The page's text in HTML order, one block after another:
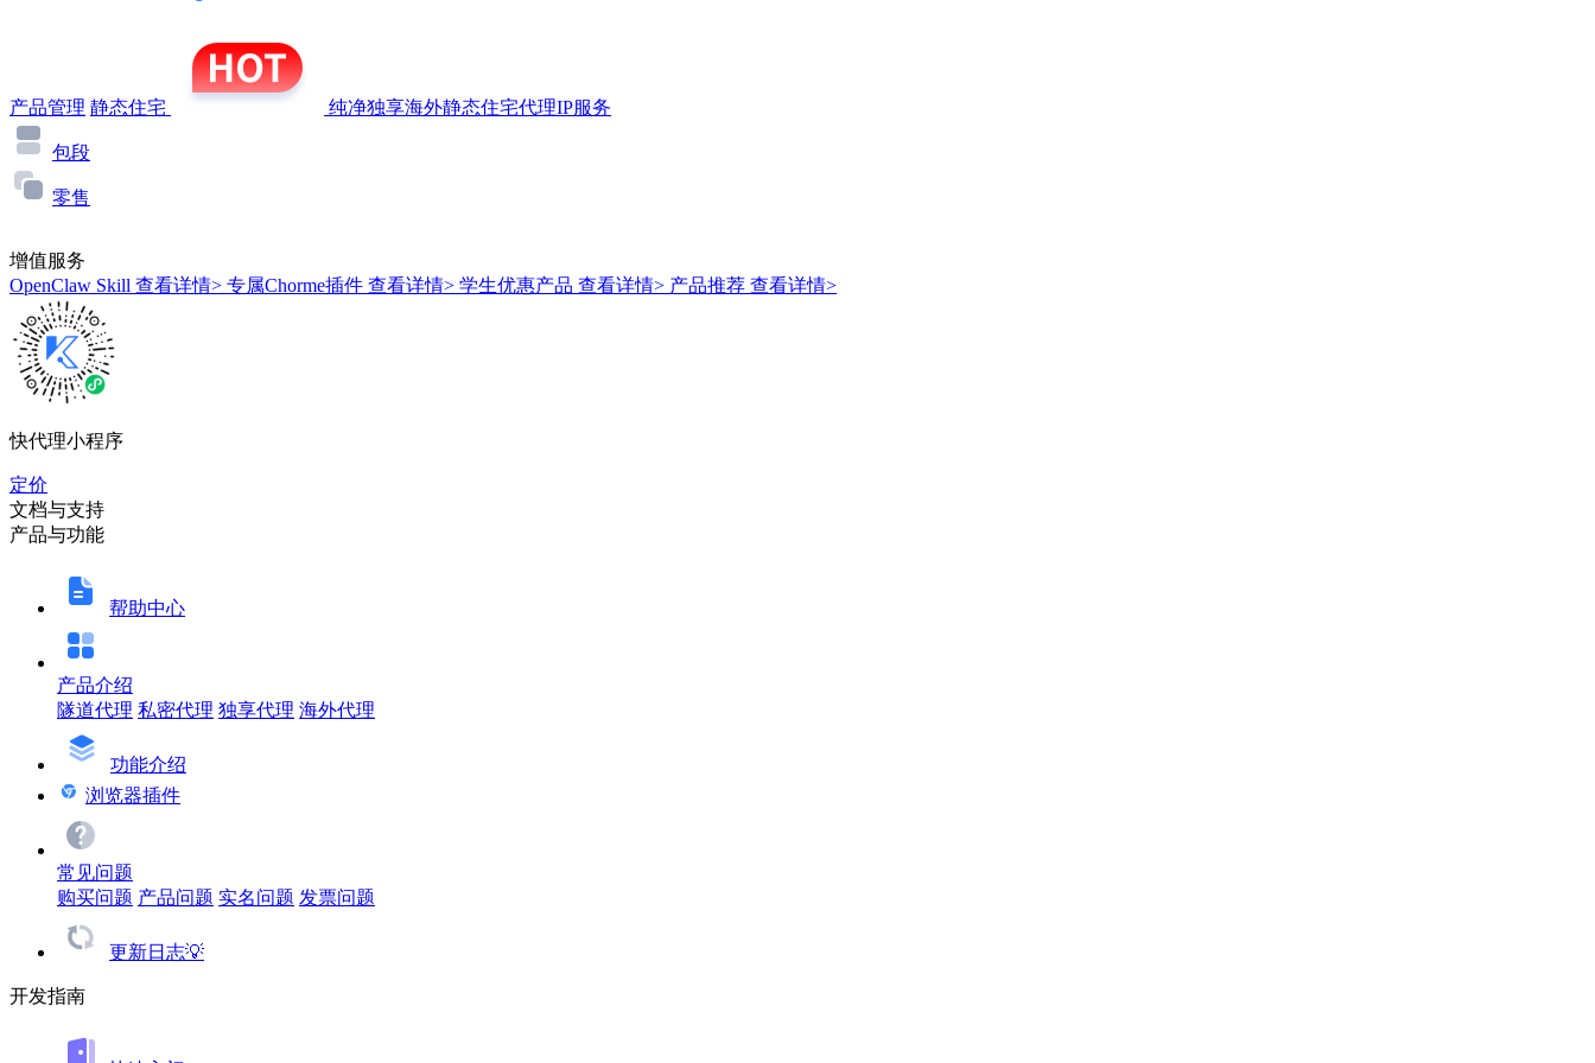
产品管理 静态住宅 纯净独享海外静态住宅代理IP服务
包段
零售
增值服务
OpenClaw Skill 查看详情> 专属Chorme插件 查看详情> 学生优惠产品 查看详情> 产品推荐 查看详情>
快代理小程序
定价
文档与支持
产品与功能
帮助中心
产品介绍
隧道代理 私密代理 独享代理 海外代理
功能介绍
浏览器插件
常见问题
购买问题 产品问题 实名问题 发票问题
更新日志💡
开发指南